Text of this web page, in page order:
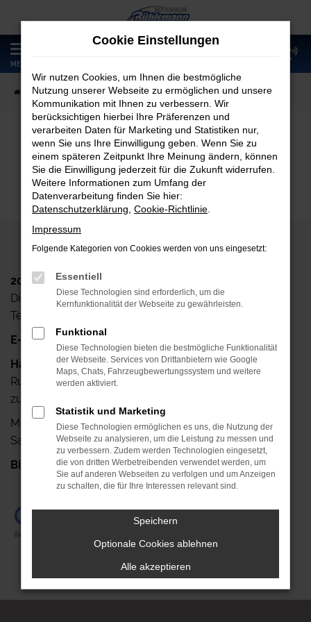
Zum
Hauptinhalt
springen
MENÜ
Startseite Fahrzeugangebote Fahrzeugmarkt
Fahrzeugmarkt
2024 Autohaus Rühlemann GmbH
Dieskaustr. 102, D-04249 Leipzig
Telefax: +49 341-42640-25
E-Mail:
info@autohaus-ruehlemann.de
Haben Sie noch Fragen?
Rufen Sie uns doch einfach an, wir stehen Ihnen gerne
zur Verfügung.
Mo.- Fr.: 7.00 Uhr bis 18.00 Uhr
Sa.: 08.00 Uhr bis 13.00 Uhr
Bis gleich! +49 341-42640-0
Cookie Einstellungen
Wir nutzen Cookies, um Ihnen die bestmögliche
Nutzung unserer Webseite zu ermöglichen und unsere
Kommunikation mit Ihnen zu verbessern. Wir
berücksichtigen hierbei Ihre Präferenzen und
verarbeiten Daten für Marketing und Statistiken nur,
wenn Sie uns Ihre Einwilligung geben. Wenn Sie zu
einem späteren Zeitpunkt Ihre Meinung ändern, können
Sie die Einwilligung jederzeit für die Zukunft widerrufen.
Weitere Informationen zum Umfang der
Datenverarbeitung finden Sie hier:
Datenschutzerklärung Cookie-Richtlinie
Impressum
Folgende Kategorien von Cookies werden von uns eingesetzt:
Essentiell
Diese Technologien sind erforderlich, um die
Kernfunktionalität der Webseite zu gewährleisten.
Funktional
Diese Technologien bieten die bestmögliche Funktionalität
der Webseite. Services von Drittanbietern wie Google
Maps, Chats, Fahrzeugbewertungssystem und weitere
werden aktiviert.
Statistik und Marketing
Diese Technologien ermöglichen es uns, die Nutzung der
Webseite zu analysieren, um die Leistung zu messen und
zu verbessern. Zudem werden Technologien eingesetzt,
die von dritten Werbetreibenden verwendet werden, um
Sie auf anderen Webseiten zu verfolgen und um Anzeigen
zu schalten, die für Ihre Interessen relevant sind.
Speichern
Optionale Cookies ablehnen
Alle akzeptieren